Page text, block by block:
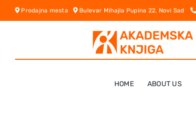
Skip
Prodajna mesta Bulevar Mihajla Pupina 22, Novi Sad
HOME ABOUT US